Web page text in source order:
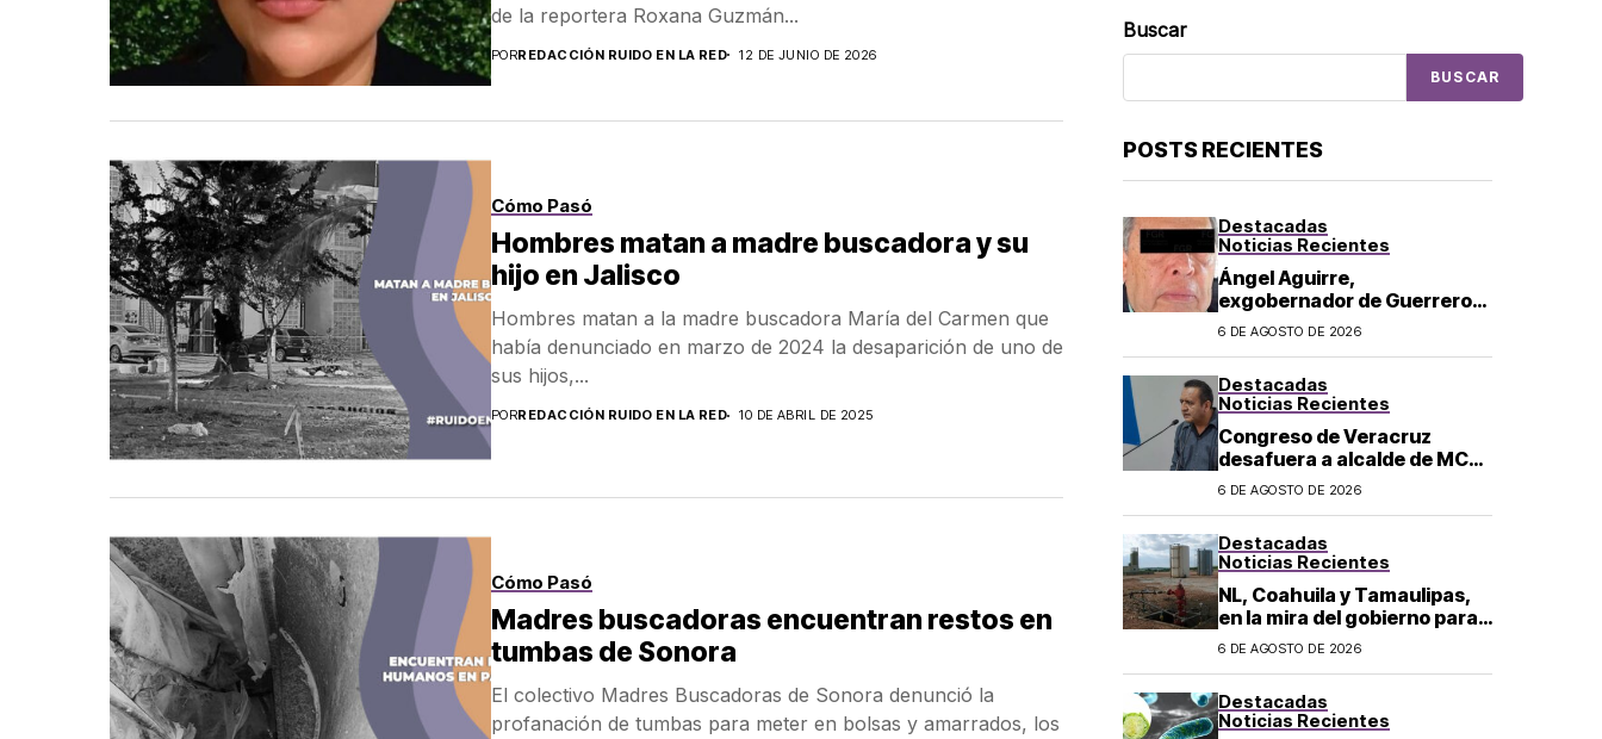
de la reportera Roxana Guzmán...
PORREDACCIÓN RUIDO EN LA RED 12 DE JUNIO DE 2026
Cómo Pasó
Hombres matan a madre buscadora y su
hijo en Jalisco
Hombres matan a la madre buscadora María del Carmen que
había denunciado en marzo de 2024 la desaparición de uno de
sus hijos,...
PORREDACCIÓN RUIDO EN LA RED 10 DE ABRIL DE 2025
Cómo Pasó
Madres buscadoras encuentran restos en
tumbas de Sonora
El colectivo Madres Buscadoras de Sonora denunció la
profanación de tumbas para meter en bolsas y amarrados, los
Buscar
BUSCAR
POSTS RECIENTES
Destacadas
Noticias Recientes
Ángel Aguirre,
exgobernador de Guerrero,
es detenido por caso
los 43 normalistas
6 DE AGOSTO DE 2026
Destacadas
Noticias Recientes
Congreso de Veracruz
desafuera a alcalde de MC
investigado por el asesinato
6 DE AGOSTO DE 2026
Destacadas
Noticias Recientes
NL, Coahuila y Tamaulipas,
en la mira del gobierno para
fracking
6 DE AGOSTO DE 2026
Destacadas
Noticias Recientes